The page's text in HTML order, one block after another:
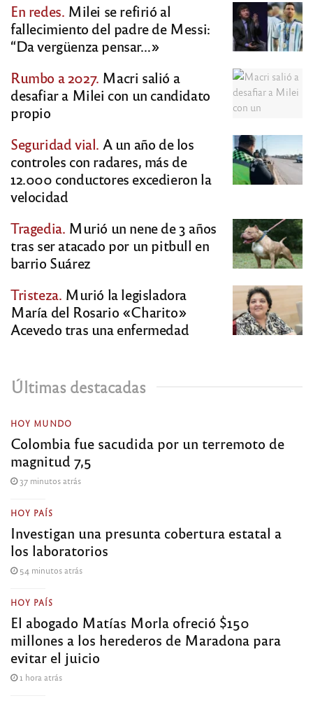
En redes. Milei se refirió al
fallecimiento del padre de Messi:
“Da vergüenza pensar…»
Rumbo a 2027. Macri salió a
desafiar a Milei con un candidato
propio
Seguridad vial. A un año de los
controles con radares, más de
12.000 conductores excedieron la
velocidad
Tragedia. Murió un nene de 3 años
tras ser atacado por un pitbull en
barrio Suárez
Tristeza. Murió la legisladora
María del Rosario «Charito»
Acevedo tras una enfermedad
Últimas destacadas
HOY MUNDO
Colombia fue sacudida por un terremoto de
magnitud 7,5
37 minutos atrás
HOY PAÍS
Investigan una presunta cobertura estatal a
los laboratorios
54 minutos atrás
HOY PAÍS
El abogado Matías Morla ofreció $150
millones a los herederos de Maradona para
evitar el juicio
1 hora atrás